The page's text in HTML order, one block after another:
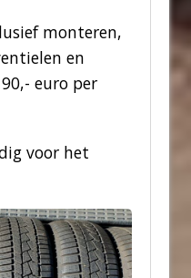
monteren,
en
euro per
voor het